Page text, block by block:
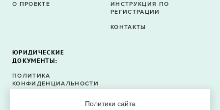
Политики сайта
О ПРОЕКТЕ
ИНСТРУКЦИЯ ПО
РЕГИСТРАЦИИ
КОНТАКТЫ
ЮРИДИЧЕСКИЕ
ДОКУМЕНТЫ:
ПОЛИТИКА
КОНФИДЕНЦИАЛЬНОСТИ